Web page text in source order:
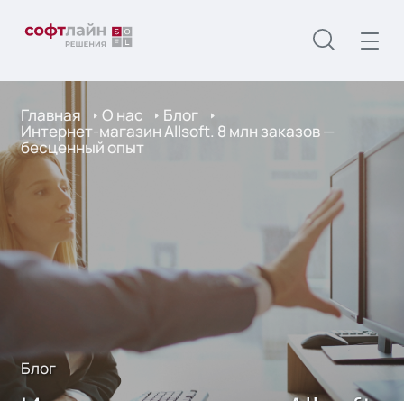
Главная О нас Блог
Интернет-магазин Allsoft. 8 млн заказов —
бесценный опыт
Блог